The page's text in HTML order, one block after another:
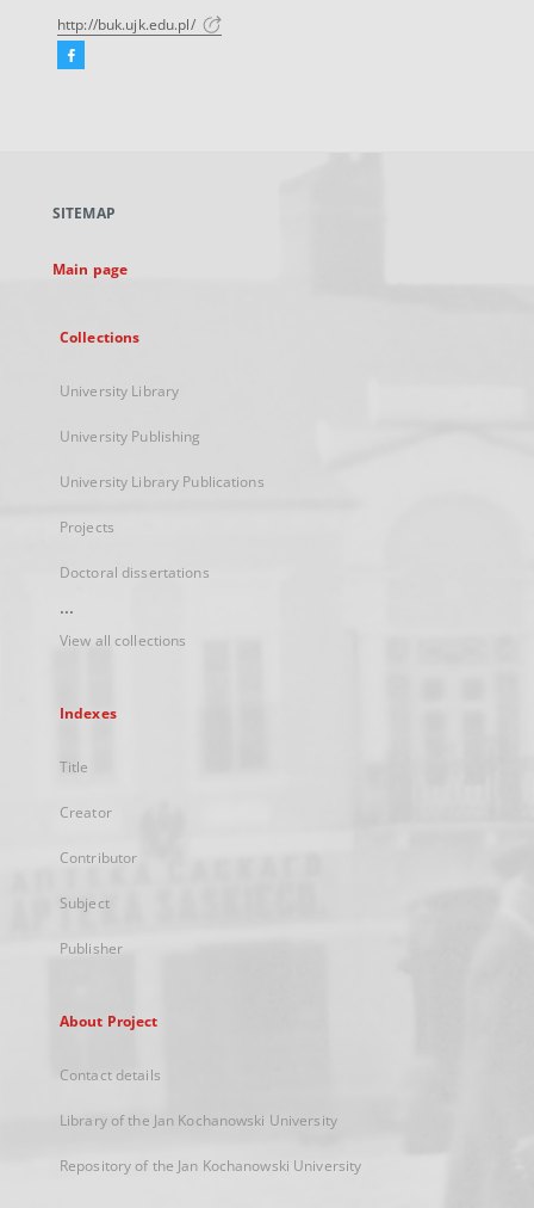
http://buk.ujk.edu.pl/
Facebook
new
SITEMAP
Main page
Collections
University Library
University Publishing
University Library Publications
Projects
Doctoral dissertations
...
View all collections
Indexes
Title
Creator
Contributor
Subject
Publisher
About Project
Contact details
Library of the Jan Kochanowski University
Repository of the Jan Kochanowski University